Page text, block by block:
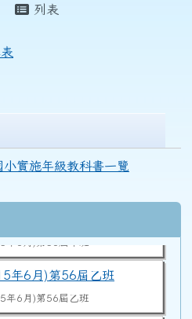
列表
實施年級教科書一覽
年6月)第56屆甲班
年6月)第56屆乙班